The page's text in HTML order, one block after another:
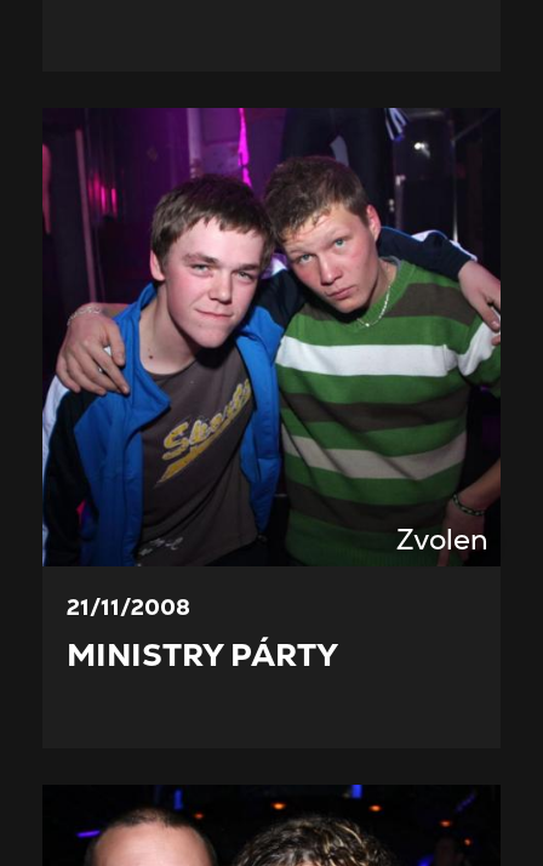
Zvolen
21/11/2008
MINISTRY PÁRTY